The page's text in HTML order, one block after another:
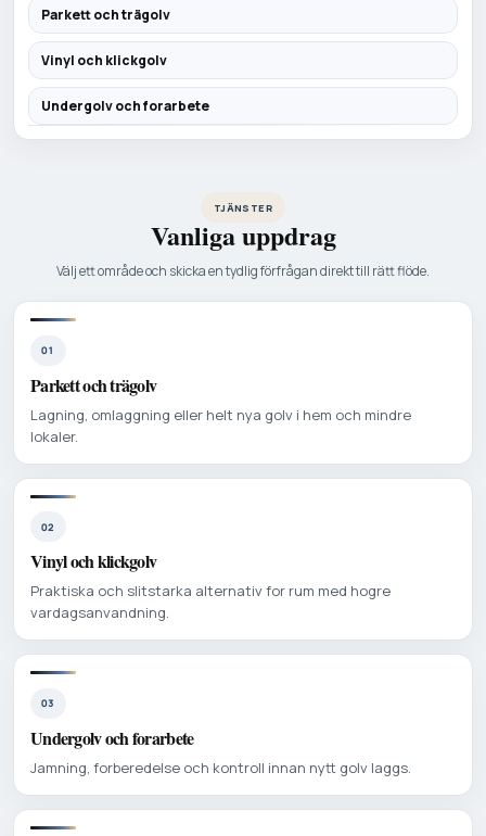
Parkett och trägolv
Vinyl och klickgolv
Undergolv och forarbete
TJÄNSTER
Vanliga uppdrag
Välj ett område och skicka en tydlig förfrågan direkt till rätt flöde.
01
Parkett och trägolv
Lagning, omlaggning eller helt nya golv i hem och mindre
lokaler.
02
Vinyl och klickgolv
Praktiska och slitstarka alternativ for rum med hogre
vardagsanvandning.
03
Undergolv och forarbete
Jamning, forberedelse och kontroll innan nytt golv laggs.